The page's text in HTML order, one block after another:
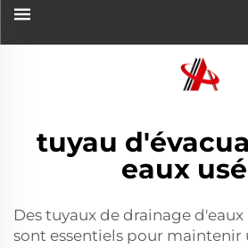
tuyau
eaux
Des tuyaux de drainage
sont essentiels pour maintenir